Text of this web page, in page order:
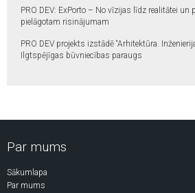
PRO DEV: ExPorto – No vīzijas līdz realitātei
pielāgotam risinājumam
PRO DEV projekts izstādē “Arhitektūra.
Ilgtspējīgas būvniecības paraugs
Par mums
Sākumlapa
Par mums